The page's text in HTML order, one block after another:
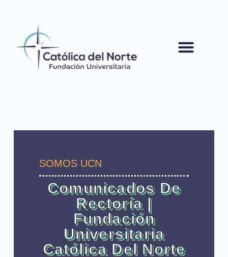
SOMOS UCN
Comunicados De
Rectoría |
Fundación
Universitaria
Católica Del Norte